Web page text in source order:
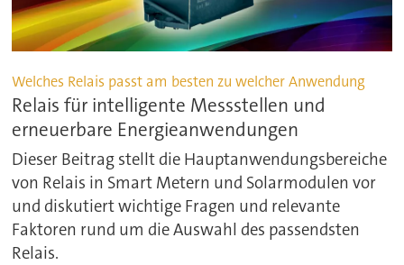
Welches Relais passt am besten zu welcher Anwendung
Relais für intelligente Messstellen und
erneuerbare Energieanwendungen
Dieser Beitrag stellt die Hauptanwendungsbereiche
von Relais in Smart Metern und Solarmodulen vor
und diskutiert wichtige Fragen und relevante
Faktoren rund um die Auswahl des passendsten
Relais.